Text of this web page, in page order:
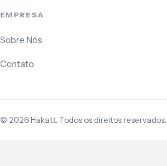
EMPRESA
Sobre Nós
Contato
© 2026 Hakatt. Todos os direitos reservados.